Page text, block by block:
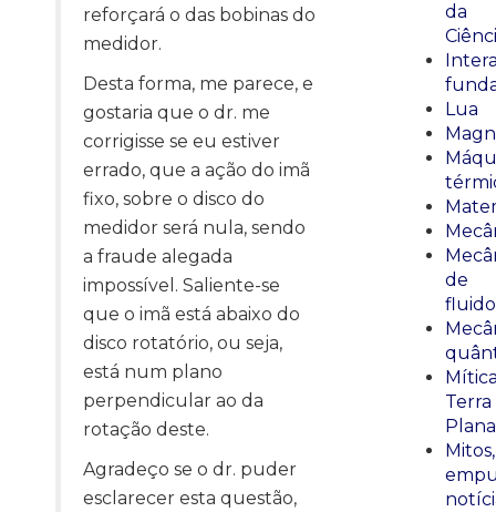
reforçará o das bobinas do
medidor.
Desta forma, me parece, e
gostaria que o dr. me
corrigisse se eu estiver
errado, que a ação do imã
fixo, sobre o disco do
medidor será nula, sendo
a fraude alegada
impossível. Saliente-se
que o imã está abaixo do
disco rotatório, ou seja,
está num plano
perpendicular ao da
rotação deste.
Agradeço se o dr. puder
esclarecer esta questão,
da
Lua
de
Terra
Plana
Mitos,